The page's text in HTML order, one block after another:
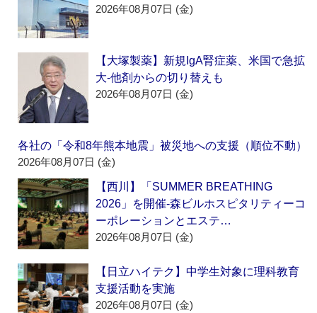
2026年08月07日 (金)
【大塚製薬】新規IgA腎症薬、米国で急拡
大‐他剤からの切り替えも
2026年08月07日 (金)
各社の「令和8年熊本地震」被災地への支援（順位不動）
2026年08月07日 (金)
【西川】「SUMMER BREATHING
2026」を開催‐森ビルホスピタリティーコ
ーポレーションとエステ…
2026年08月07日 (金)
【日立ハイテク】中学生対象に理科教育
支援活動を実施
2026年08月07日 (金)